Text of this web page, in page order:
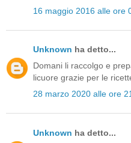
16 maggio 2016 alle ore
Unknown ha detto...
Domani li raccolgo e
licuore grazie per le
28 marzo 2020 alle ore
Unknown ha detto...